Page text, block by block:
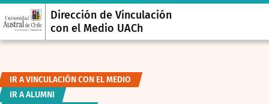
Dirección de Vinculación
con el Medio UACh
IR A VINCULACIÓN CON EL MEDIO
IR A ALUMNI